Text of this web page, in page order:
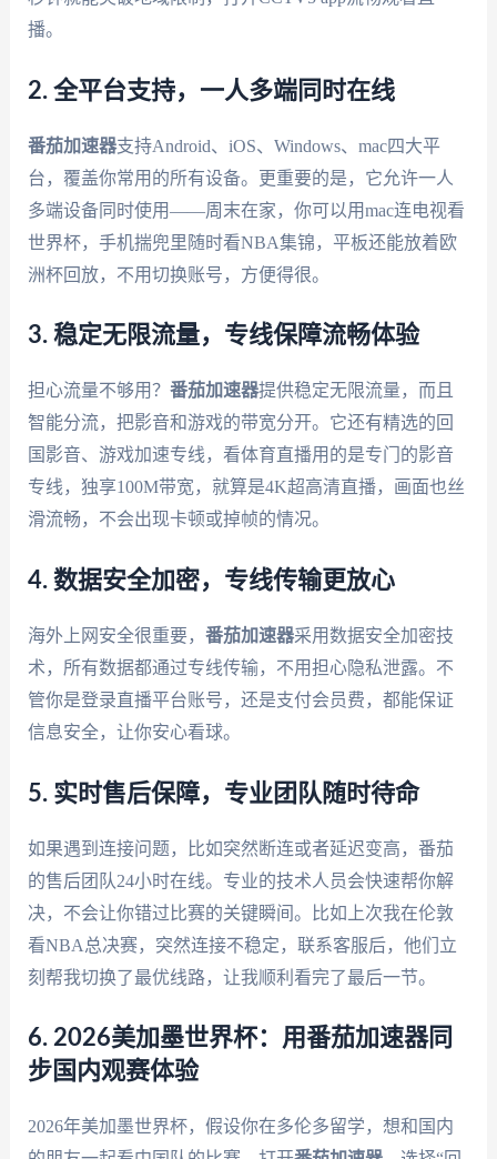
播。
2. 全平台支持，一人多端同时在线
番茄加速器支持Android、iOS、Windows、mac四大平
台，覆盖你常用的所有设备。更重要的是，它允许一人
多端设备同时使用——周末在家，你可以用mac连电视看
世界杯，手机揣兜里随时看NBA集锦，平板还能放着欧
洲杯回放，不用切换账号，方便得很。
3. 稳定无限流量，专线保障流畅体验
担心流量不够用？ 番茄加速器提供稳定无限流量，而且
智能分流，把影音和游戏的带宽分开。它还有精选的回
国影音、游戏加速专线，看体育直播用的是专门的影音
专线，独享100M带宽，就算是4K超高清直播，画面也丝
滑流畅，不会出现卡顿或掉帧的情况。
4. 数据安全加密，专线传输更放心
海外上网安全很重要， 番茄加速器采用数据安全加密技
术，所有数据都通过专线传输，不用担心隐私泄露。不
管你是登录直播平台账号，还是支付会员费，都能保证
信息安全，让你安心看球。
5. 实时售后保障，专业团队随时待命
如果遇到连接问题，比如突然断连或者延迟变高，番茄
的售后团队24小时在线。专业的技术人员会快速帮你解
决，不会让你错过比赛的关键瞬间。比如上次我在伦敦
看NBA总决赛，突然连接不稳定，联系客服后，他们立
刻帮我切换了最优线路，让我顺利看完了最后一节。
6. 2026美加墨世界杯：用番茄加速器同
步国内观赛体验
2026年美加墨世界杯，假设你在多伦多留学，想和国内